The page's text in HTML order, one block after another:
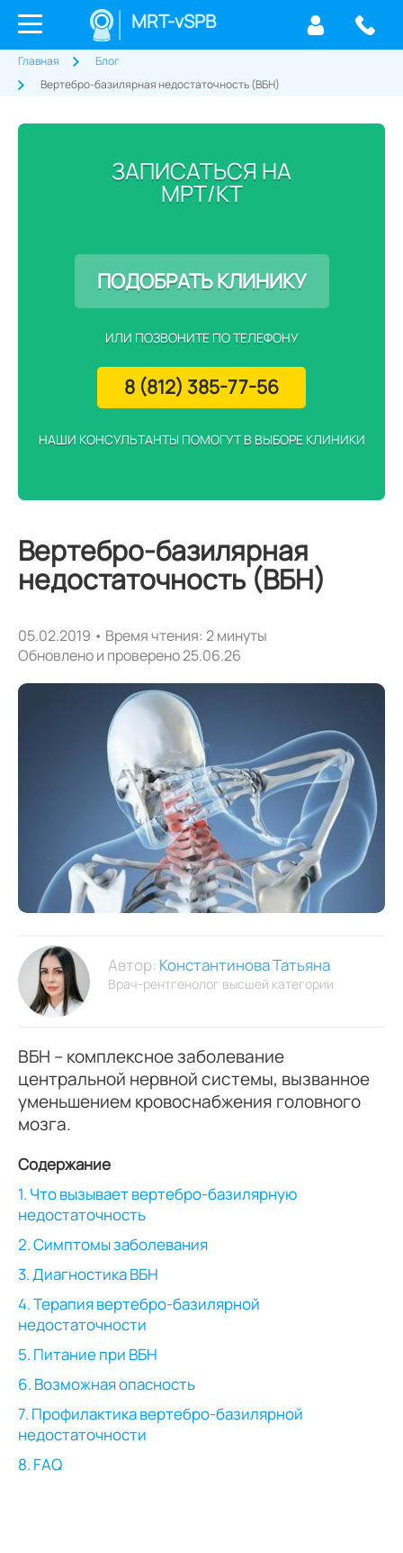
MRT-vSPB
Главная
Блог
Вертебро-базилярная недостаточность (ВБН)
Вертебро-базилярная
недостаточность (ВБН)
05.02.2019 • Время чтения: 2 минуты
Обновлено и проверено 25.06.26
Автор: Константинова Татьяна
Врач-рентгенолог высшей категории
ВБН – комплексное заболевание
центральной нервной системы, вызванное
уменьшением кровоснабжения головного
мозга.
Содержание
1. Что вызывает вертебро-базилярную
недостаточность
2. Симптомы заболевания
3. Диагностика ВБН
4. Терапия вертебро-базилярной
недостаточности
5. Питание при ВБН
6. Возможная опасность
7. Профилактика вертебро-базилярной
недостаточности
8. FAQ
ЗАПИСАТЬСЯ НА
МРТ/КТ
ПОДОБРАТЬ КЛИНИКУ
ИЛИ ПОЗВОНИТЕ ПО ТЕЛЕФОНУ
8 (812) 385-77-56
НАШИ КОНСУЛЬТАНТЫ ПОМОГУТ В ВЫБОРЕ КЛИНИКИ